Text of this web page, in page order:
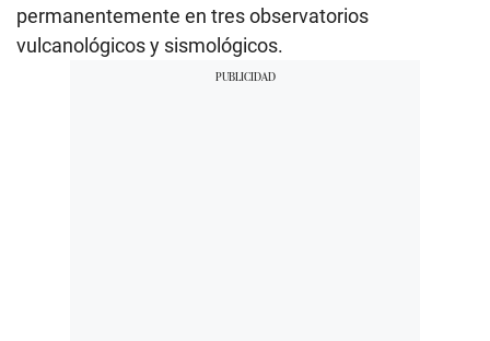
permanentemente en tres observatorios
vulcanológicos y sismológicos.